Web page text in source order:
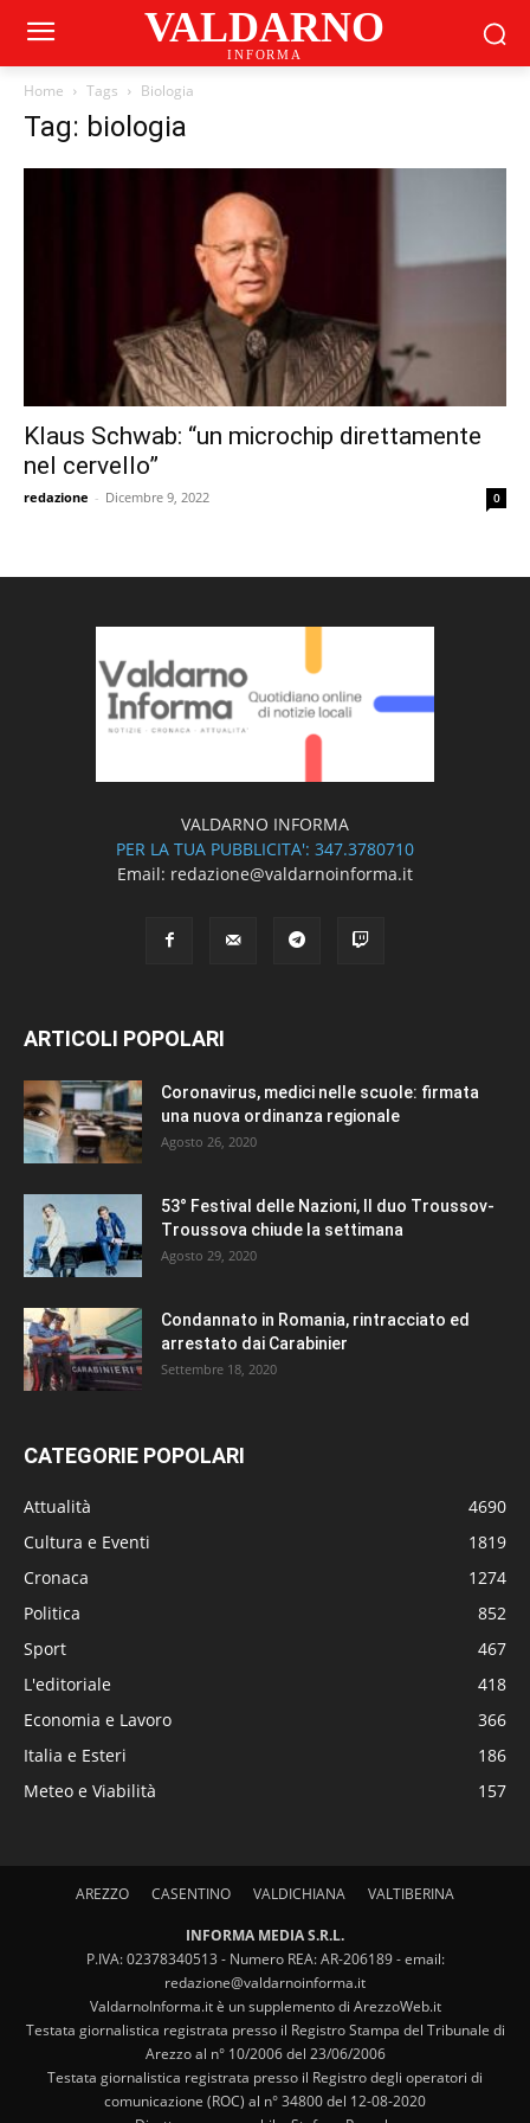
VALDARNO
INFORMA
Home Tags Biologia
Tag: biologia
Klaus Schwab: “un microchip direttamente
nel cervello”
redazione - Dicembre 9, 2022 0
VALDARNO INFORMA
PER LA TUA PUBBLICITA': 347.3780710
Email: redazione@valdarnoinforma.it
ARTICOLI POPOLARI
Coronavirus, medici nelle scuole: firmata
una nuova ordinanza regionale
Agosto 26, 2020
53° Festival delle Nazioni, Il duo Troussov-
Troussova chiude la settimana
Agosto 29, 2020
Condannato in Romania, rintracciato ed
arrestato dai Carabinier
Settembre 18, 2020
CATEGORIE POPOLARI
Attualità
4690
Cultura e Eventi
1819
Cronaca
1274
Politica
852
Sport
467
L'editoriale
418
Economia e Lavoro
366
Italia e Esteri
186
Meteo e Viabilità
157
AREZZO CASENTINO VALDICHIANA VALTIBERINA
INFORMA MEDIA S.R.L.
P.IVA: 02378340513 - Numero REA: AR-206189 - email:
redazione@valdarnoinforma.it
ValdarnoInforma.it è un supplemento di ArezzoWeb.it
Testata giornalistica registrata presso il Registro Stampa del Tribunale di
Arezzo al n° 10/2006 del 23/06/2006
Testata giornalistica registrata presso il Registro degli operatori di
comunicazione (ROC) al n° 34800 del 12-08-2020